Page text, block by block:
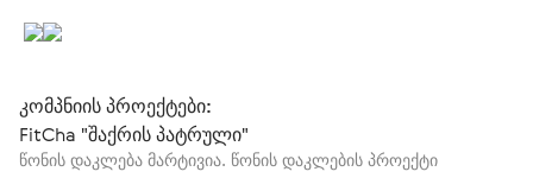
კომპნიის პროექტები:
FitCha "შაქრის პატრული"
წონის დაკლება მარტივია. წონის დაკლების პროექტი